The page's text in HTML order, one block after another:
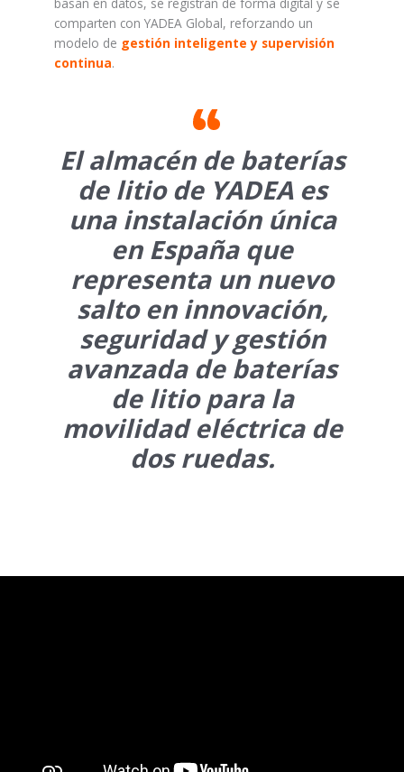
comparten con YADEA Global, reforzando un
modelo de gestión inteligente y supervisión
continua.
El almacén de baterías
de litio de YADEA es
una instalación única
en España que
representa un nuevo
salto en innovación,
seguridad y gestión
avanzada de baterías
de litio para la
movilidad eléctrica de
dos ruedas.